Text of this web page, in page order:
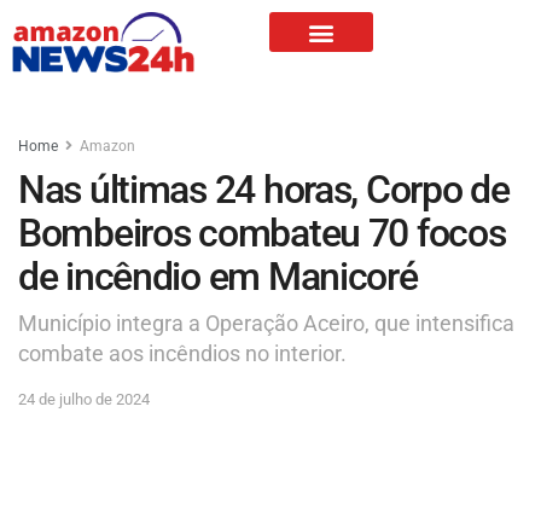
Home Amazon
Nas últimas 24 horas, Corpo de
Bombeiros combateu 70 focos
de incêndio em Manicoré
Município integra a Operação Aceiro, que intensifica
combate aos incêndios no interior.
24 de julho de 2024